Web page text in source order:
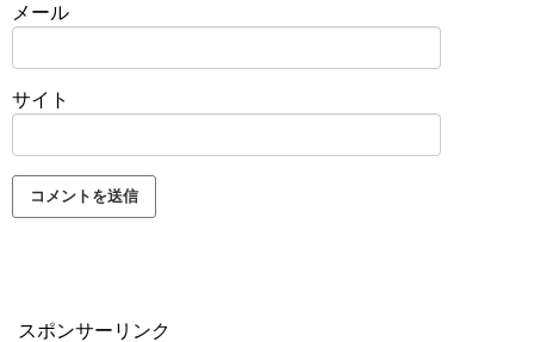
メール
サイト
スポンサーリンク